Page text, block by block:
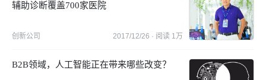
辅助诊断覆盖700家医院
创新公司 2017/12/26 · 阅读 1万
B2B领域，人工智能正在带来哪些改变？